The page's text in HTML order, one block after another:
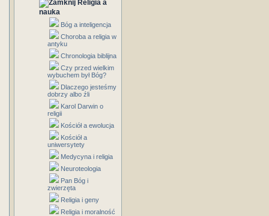
Religia a
nauka
Bóg a inteligencja
Choroba a religia w
antyku
Chronologia biblijna
Czy przed wielkim
wybuchem był Bóg?
Dlaczego jesteśmy
dobrzy albo źli
Karol Darwin o
religii
Kościół a ewolucja
Kościół a
uniwersytety
Medycyna i religia
Neuroteologia
Pan Bóg i
zwierzęta
Religia i geny
Religia i moralność